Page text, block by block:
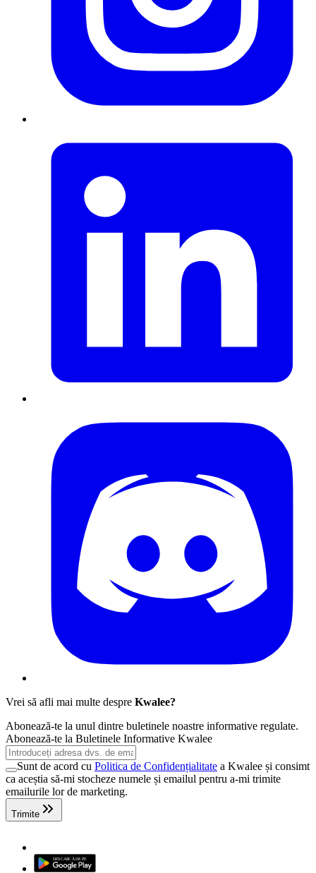
Vrei să afli mai multe despre Kwalee?
Abonează-te la unul dintre buletinele noastre informative regulate.
Abonează-te la Buletinele Informative Kwalee
Sunt de acord cu Politica de Confidențialitate a Kwalee și consimt
ca aceștia să-mi stocheze numele și emailul pentru a-mi trimite
emailurile lor de marketing.
Trimite